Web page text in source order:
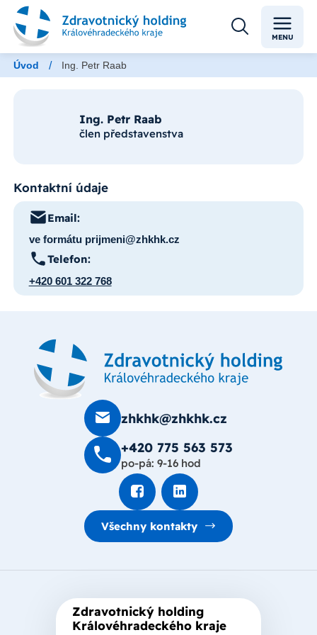
MENU
Úvod / Ing. Petr Raab
Ing. Petr Raab
člen představenstva
Kontaktní údaje
Email:
ve formátu prijmeni@zhkhk.cz
Telefon:
+420 601 322 768
zhkhk@zhkhk.cz
+420 775 563 573
po-pá: 9-16 hod
Všechny kontakty
Zdravotnický holding
Královéhradeckého kraje